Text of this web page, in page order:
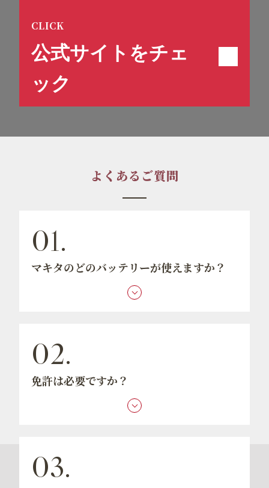
CLICK
公式サイトをチェ
ック
よくあるご質問
マキタのどのバッテリーが使えますか？
40Vmaxシリーズに対応しています。お手持ちの容
免許は必要ですか？
原付一種の免許が必要です（普通自動車免許に付帯